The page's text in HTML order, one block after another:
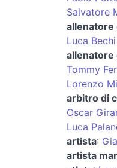
Salvatore
allenatore
Luca Bechi
allenatore
Tommy
Lorenzo
arbitro di
Oscar
Luca
artista:
artista